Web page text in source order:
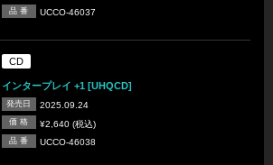
品 番 UCCO-46037
CD
インタープレイ +1 [UHQCD]
発売日 2025.09.24
価 格 ¥2,640 (税込)
品 番 UCCO-46038